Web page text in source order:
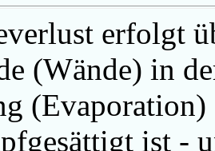
erfolgt
(Wände) in
ist -